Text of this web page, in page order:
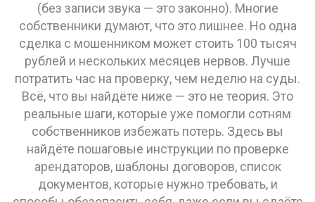
(без записи звука — это законно). Многие
собственники думают, что это лишнее. Но одна
сделка с мошенником может стоить 100 тысяч
рублей и нескольких месяцев нервов. Лучше
потратить час на проверку, чем неделю на суды.
Всё, что вы найдёте ниже — это не теория. Это
реальные шаги, которые уже помогли сотням
собственников избежать потерь. Здесь вы
найдёте пошаговые инструкции по проверке
арендаторов, шаблоны договоров, список
документов, которые нужно требовать, и